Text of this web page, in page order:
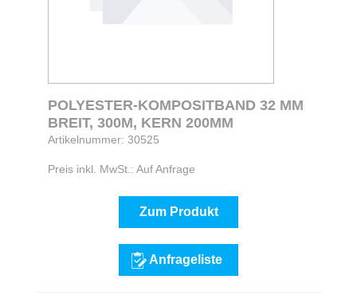
POLYESTER-KOMPOSITBAND 32 MM
BREIT, 300M, KERN 200MM
Artikelnummer: 30525
Preis inkl. MwSt.: Auf Anfrage
Zum Produkt
Anfrageliste